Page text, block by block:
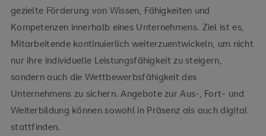
gezielte Förderung von Wissen, Fähigkeiten und
Kompetenzen innerhalb eines Unternehmens. Ziel ist es,
Mitarbeitende kontinuierlich weiterzuentwickeln, um nicht
nur ihre individuelle Leistungsfähigkeit zu steigern,
sondern auch die Wettbewerbsfähigkeit des
Unternehmens zu sichern. Angebote zur Aus-, Fort- und
Weiterbildung können sowohl in Präsenz als auch digital
stattfinden.